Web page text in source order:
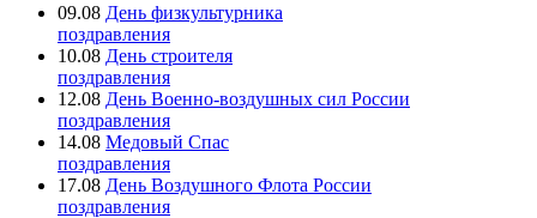
09.08 День физкультурника
поздравления
10.08 День строителя
поздравления
12.08 День Военно-воздушных сил России
поздравления
14.08 Медовый Спас
поздравления
17.08 День Воздушного Флота России
поздравления